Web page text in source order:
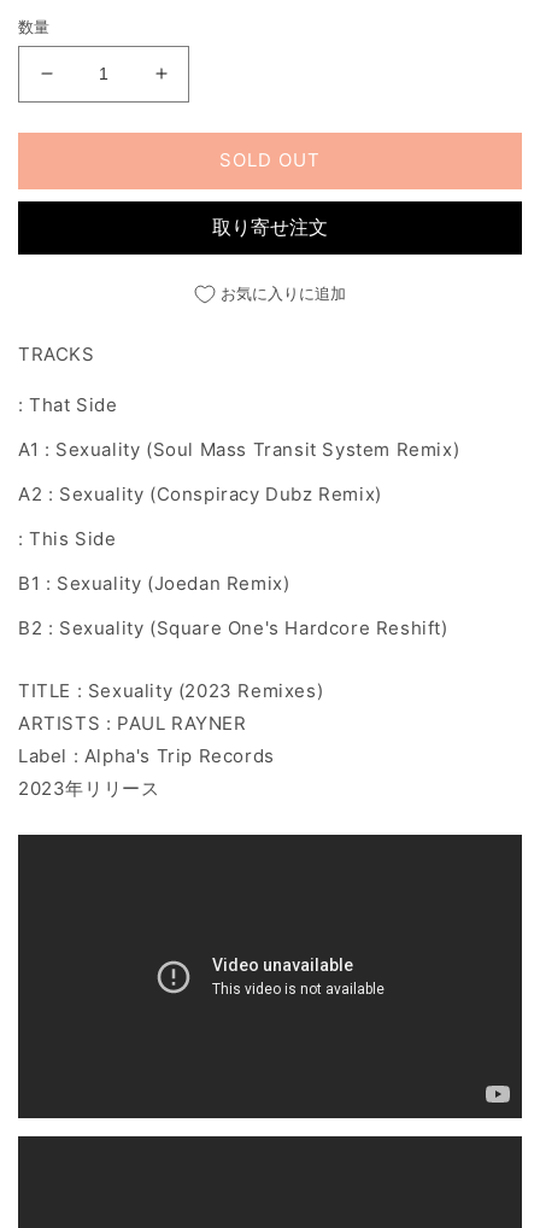
く
格
数量
SEXUALITY
(2023
REMIXES)
数
を
SEXUALITY
(2023
REMIXES)
数
を
SOLD OUT
取り寄せ注文
お気に入りに追加
TRACKS
: That Side
A1 : Sexuality (Soul Mass Transit System Remix)
A2 : Sexuality (Conspiracy Dubz Remix)
: This Side
B1 : Sexuality (Joedan Remix)
B2 : Sexuality (Square One's Hardcore Reshift)
TITLE : Sexuality (2023 Remixes)
ARTISTS : PAUL RAYNER
Label : Alpha's Trip Records
2023年リリース